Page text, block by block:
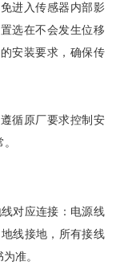
进入传感器内部影
选在不会发生位移
安装要求，确保传
循原厂要求控制安
对应连接：电源线
线接地，所有接线
准。